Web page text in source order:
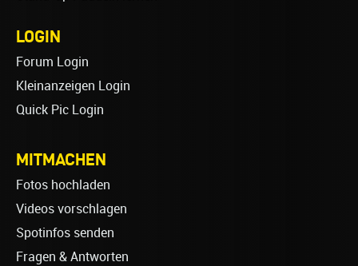
LOGIN
Forum Login
Kleinanzeigen Login
Quick Pic Login
MITMACHEN
Fotos hochladen
Videos vorschlagen
Spotinfos senden
Fragen & Antworten